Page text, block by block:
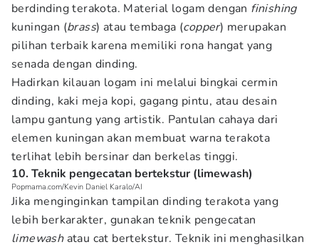
berdinding terakota. Material logam dengan finishing
kuningan (brass) atau tembaga (copper) merupakan
pilihan terbaik karena memiliki rona hangat yang
senada dengan dinding.
Hadirkan kilauan logam ini melalui bingkai cermin
dinding, kaki meja kopi, gagang pintu, atau desain
lampu gantung yang artistik. Pantulan cahaya dari
elemen kuningan akan membuat warna terakota
terlihat lebih bersinar dan berkelas tinggi.
10. Teknik pengecatan bertekstur (limewash)
Popmama.com/Kevin Daniel Karalo/AI
Jika menginginkan tampilan dinding terakota yang
lebih berkarakter, gunakan teknik pengecatan
limewashatau cat bertekstur. Teknik ini menghasilkan